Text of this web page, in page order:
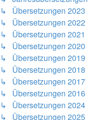
↳ Übersetzungen 2023
↳ Übersetzungen 2022
↳ Übersetzungen 2021
↳ Übersetzungen 2020
↳ Übersetzungen 2019
↳ Übersetzungen 2018
↳ Übersetzungen 2017
↳ Übersetzungen 2016
↳ Übersetzungen 2024
↳ Übersetzungen 2025